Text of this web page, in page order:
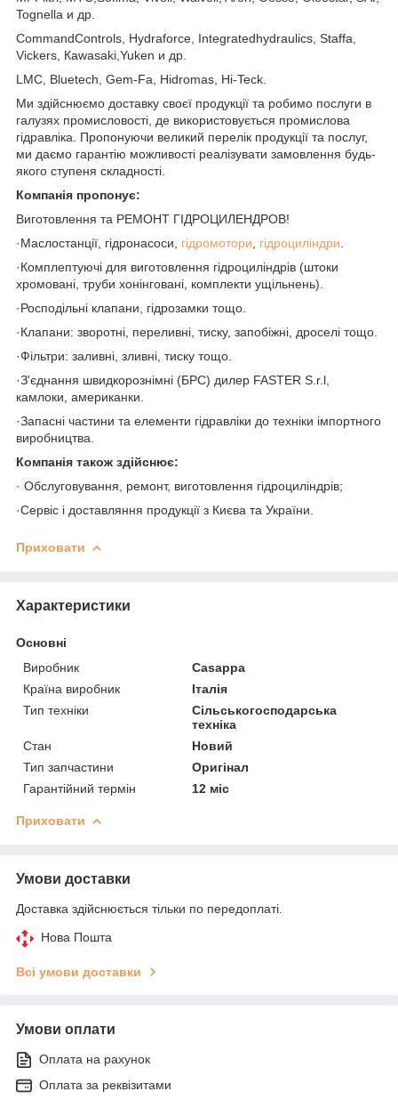
Tognella и др.
CommandControls, Hydraforce, Integratedhydraulics, Staffa,
Vickers, Кawasaki,Yuken и др.
LMC, Bluetech, Gem-Fa, Hidromas, Hi-Teck.
Ми здійснюємо доставку своєї продукції та робимо послуги в
галузях промисловості, де використовується промислова
гідравліка. Пропонуючи великий перелік продукції та послуг,
ми даємо гарантію можливості реалізувати замовлення будь-
якого ступеня складності.
Компанія пропонує:
Виготовлення та РЕМОНТ ГІДРОЦИЛЕНДРОВ!
·Маслостанції, гідронасоси, гідромотори гідроциліндри
·Комплептуючі для виготовлення гідроциліндрів (штоки
хромовані, труби хонінговані, комплекти ущільнень).
·Росподільні клапани, гідрозамки тощо.
·Клапани: зворотні, переливні, тиску, запобіжні, дроселі тощо.
·Фільтри: заливні, зливні, тиску тощо.
·З'єднання швидкорознімні (БРС) дилер FASTER S.r.l,
камлоки, американки.
·Запасні частини та елементи гідравліки до техніки імпортного
виробництва.
Компанія також здійснює:
· Обслуговування, ремонт, виготовлення гідроциліндрів;
·Сервіс і доставляння продукції з Києва та України.
Приховати
Характеристики
Основні
Виробник
Casappa
Країна виробник
Італія
Тип техніки
Сільськогосподарська
техніка
Стан
Новий
Тип запчастини
Оригінал
Гарантійний термін
12 міс
Приховати
Умови доставки
Доставка здійснюється тільки по передоплаті.
Нова Пошта
Всі умови доставки
Умови оплати
Оплата на рахунок
Оплата за реквізитами